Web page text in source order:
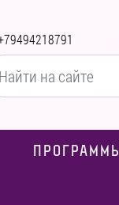
ПРОГРАММЫ